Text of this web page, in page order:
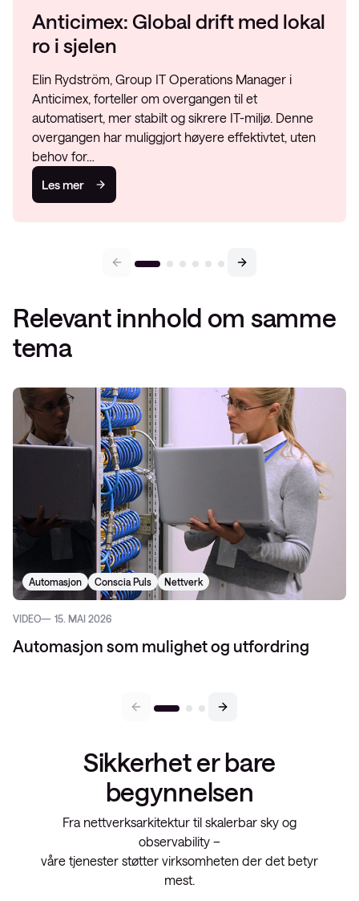
Anticimex: Global drift med lokal
ro i sjelen
Elin Rydström, Group IT Operations Manager i
Anticimex, forteller om overgangen til et
automatisert, mer stabilt og sikrere IT-miljø. Denne
overgangen har muliggjort høyere effektivtet, uten
behov for…
Les mer
Relevant innhold om samme
tema
Automasjon Conscia Puls Nettverk
VIDEO 15. MAI 2026
Automasjon som mulighet og utfordring
Sikkerhet er bare
begynnelsen
Fra nettverksarkitektur til skalerbar sky og
observability –
våre tjenester støtter virksomheten der det betyr
mest.